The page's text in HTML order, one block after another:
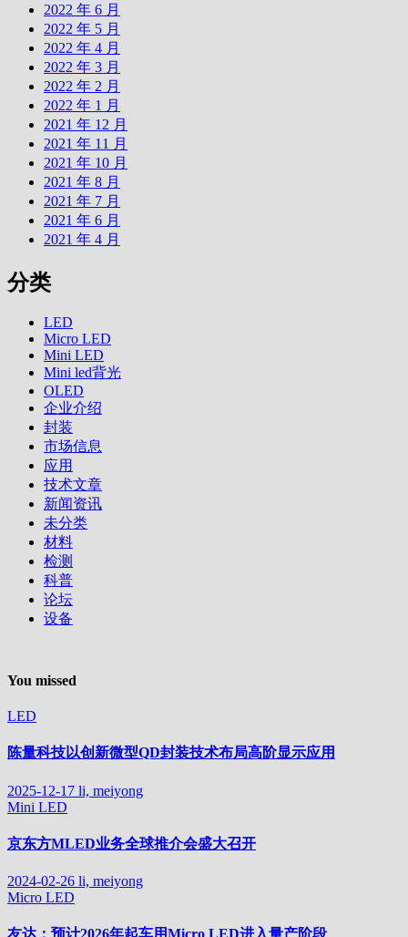
2022 年 6 月
2022 年 5 月
2022 年 4 月
2022 年 3 月
2022 年 2 月
2022 年 1 月
2021 年 12 月
2021 年 11 月
2021 年 10 月
2021 年 8 月
2021 年 7 月
2021 年 6 月
2021 年 4 月
分类
LED
Micro LED
Mini LED
Mini led背光
OLED
企业介绍
封装
市场信息
应用
技术文章
新闻资讯
未分类
材料
检测
科普
论坛
设备
You missed
LED
陈量科技以创新微型QD封装技术布局高阶显示应用
2025-12-17 li, meiyong
Mini LED
京东方MLED业务全球推介会盛大召开
2024-02-26 li, meiyong
Micro LED